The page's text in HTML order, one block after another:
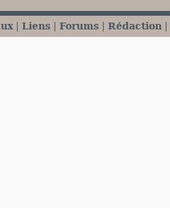
Liens Forums Rédaction